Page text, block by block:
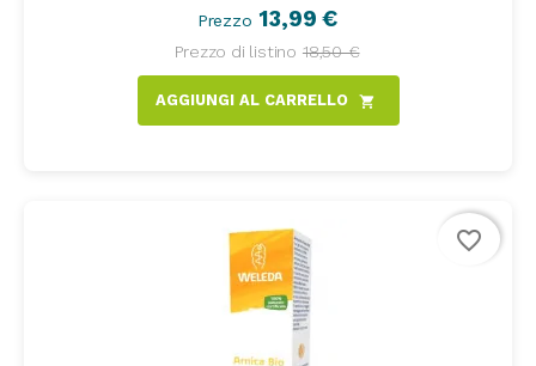
Prezzo 13,99 €
Prezzo di listino 18,50 €
AGGIUNGI AL CARRELLO shopping_cart
favorite_border